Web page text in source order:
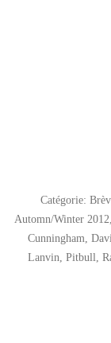
Catégorie:
Automn/Winter 2012,
Cunningham,
Lanvin, Pitbull,